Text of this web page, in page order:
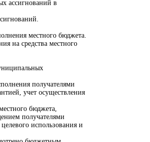
ассигнований в
местного бюджета.
на средства местного
получателями
учет осуществления
бюджета,
получателями
использования и